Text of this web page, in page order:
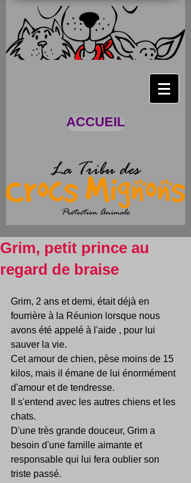
ACCUEIL
Grim, petit prince au
regard de braise
Grim, 2 ans et demi, était déjà en
fourrière à la Réunion lorsque nous
avons été appelé à l'aide , pour lui
sauver la vie.
Cet amour de chien, pèse moins de 15
kilos, mais il émane de lui énormément
d'amour et de tendresse.
Il s'entend avec les autres chiens et les
chats.
D'une très grande douceur, Grim a
besoin d'une famille aimante et
responsable qui lui fera oublier son
triste passé.